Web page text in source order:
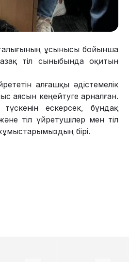
ұсынысы бойынша
тіл сыныбында оқитын
алғашқы әдістемелік
аясын кеңейтуге арналған.
ескерсек, бұндақ
тіл үйретушілер мен тіл
бірі.